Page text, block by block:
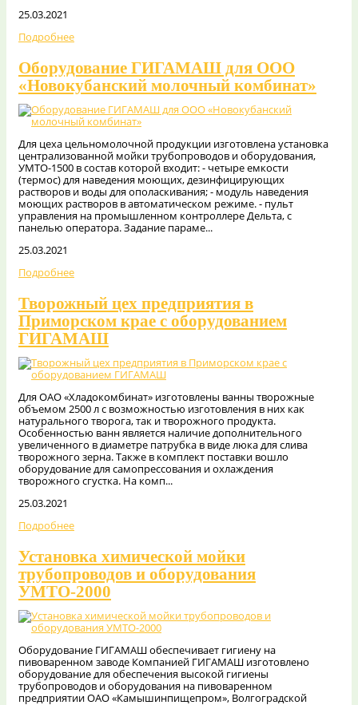
25.03.2021
Подробнее
Оборудование ГИГАМАШ для ООО
«Новокубанский молочный комбинат»
Для цеха цельномолочной продукции изготовлена установка
централизованной мойки трубопроводов и оборудования,
УМТО-1500 в состав которой входит: - четыре емкости
(термос) для наведения моющих, дезинфицирующих
растворов и воды для ополаскивания; - модуль наведения
моющих растворов в автоматическом режиме. - пульт
управления на промышленном контроллере Дельта, с
панелью оператора. Задание параме...
25.03.2021
Подробнее
Творожный цех предприятия в
Приморском крае с оборудованием
ГИГАМАШ
Для ОАО «Хладокомбинат» изготовлены ванны творожные
объемом 2500 л с возможностью изготовления в них как
натурального творога, так и творожного продукта.
Особенностью ванн является наличие дополнительного
увеличенного в диаметре патрубка в виде люка для слива
творожного зерна. Также в комплект поставки вошло
оборудование для самопрессования и охлаждения
творожного сгустка. На комп...
25.03.2021
Подробнее
Установка химической мойки
трубопроводов и оборудования
УМТО-2000
Оборудование ГИГАМАШ обеспечивает гигиену на
пивоваренном заводе Компанией ГИГАМАШ изготовлено
оборудование для обеспечения высокой гигиены
трубопроводов и оборудования на пивоваренном
предприятии ОАО «Камышинпищепром», Волгоградской